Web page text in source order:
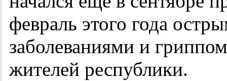
февраль этого года
заболеваниями и
жителей республики.